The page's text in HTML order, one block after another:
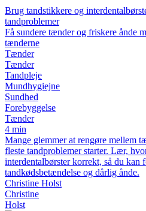
Brug tandstikkere og
tandproblemer
Få sundere tænder og friskere ånde
tænderne
Tænder
Tænder
Tandpleje
Mundhygiejne
Sundhed
Forebyggelse
Tænder
4 min
Mange glemmer at rengøre mellem
fleste tandproblemer starter. Lær,
interdentalbørster korrekt, så du kan
tandkødsbetændelse og dårlig ånde.
Christine Holst
Christine
Holst